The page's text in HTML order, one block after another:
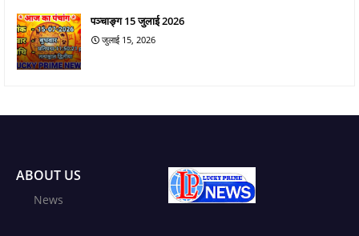
पञ्चाङ्ग 15 जुलाई 2026
जुलाई 15, 2026
ABOUT US
News